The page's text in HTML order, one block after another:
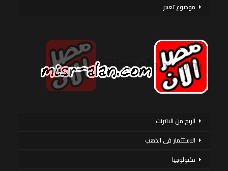
موضوع تعبير
الربح من الانترنت
الاستثمار فى الذهب
تكنولوجيا